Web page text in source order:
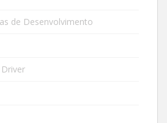
de Desenvolvimento